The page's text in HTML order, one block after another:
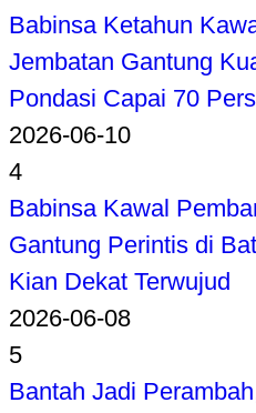
Babinsa Ketahun
Jembatan Gantung
Pondasi Capai 70
2026-06-10
4
Babinsa Kawal
Gantung Perintis di
Kian Dekat Terwujud
2026-06-08
5
Bantah Jadi